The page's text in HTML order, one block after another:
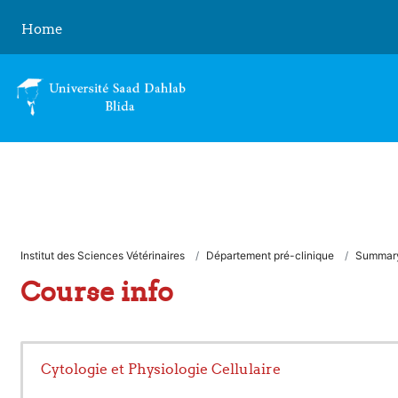
Home
Institut des Sciences Vétérinaires Département pré-clinique
Course info
Cytologie et Physiologie Cellulaire